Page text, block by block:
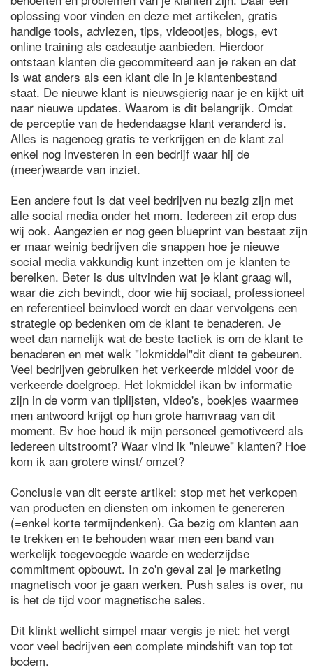
oplossing voor vinden en deze met artikelen, gratis
handige tools, adviezen, tips, videootjes, blogs, evt
online training als cadeautje aanbieden. Hierdoor
ontstaan klanten die gecommiteerd aan je raken en dat
is wat anders als een klant die in je klantenbestand
staat. De nieuwe klant is nieuwsgierig naar je en kijkt uit
naar nieuwe updates. Waarom is dit belangrijk. Omdat
de perceptie van de hedendaagse klant veranderd is.
Alles is nagenoeg gratis te verkrijgen en de klant zal
enkel nog investeren in een bedrijf waar hij de
(meer)waarde van inziet.
Een andere fout is dat veel bedrijven nu bezig zijn met
alle social media onder het mom. Iedereen zit erop dus
wij ook. Aangezien er nog geen blueprint van bestaat zijn
er maar weinig bedrijven die snappen hoe je nieuwe
social media vakkundig kunt inzetten om je klanten te
bereiken. Beter is dus uitvinden wat je klant graag wil,
waar die zich bevindt, door wie hij sociaal, professioneel
en referentieel beinvloed wordt en daar vervolgens een
strategie op bedenken om de klant te benaderen. Je
weet dan namelijk wat de beste tactiek is om de klant te
benaderen en met welk "lokmiddel"dit dient te gebeuren.
Veel bedrijven gebruiken het verkeerde middel voor de
verkeerde doelgroep. Het lokmiddel ikan bv informatie
zijn in de vorm van tiplijsten, video's, boekjes waarmee
men antwoord krijgt op hun grote hamvraag van dit
moment. Bv hoe houd ik mijn personeel gemotiveerd als
iedereen uitstroomt? Waar vind ik "nieuwe" klanten? Hoe
kom ik aan grotere winst/ omzet?
Conclusie van dit eerste artikel: stop met het verkopen
van producten en diensten om inkomen te genereren
(=enkel korte termijndenken). Ga bezig om klanten aan
te trekken en te behouden waar men een band van
werkelijk toegevoegde waarde en wederzijdse
commitment opbouwt. In zo'n geval zal je marketing
magnetisch voor je gaan werken. Push sales is over, nu
is het de tijd voor magnetische sales.
Dit klinkt wellicht simpel maar vergis je niet: het vergt
voor veel bedrijven een complete mindshift van top tot
bodem.